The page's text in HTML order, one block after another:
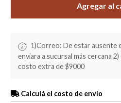
Agregar al
1)Correo: De estar ausente
enviara a sucursal más cercana
costo extra de $9000
Calculá el costo de envío